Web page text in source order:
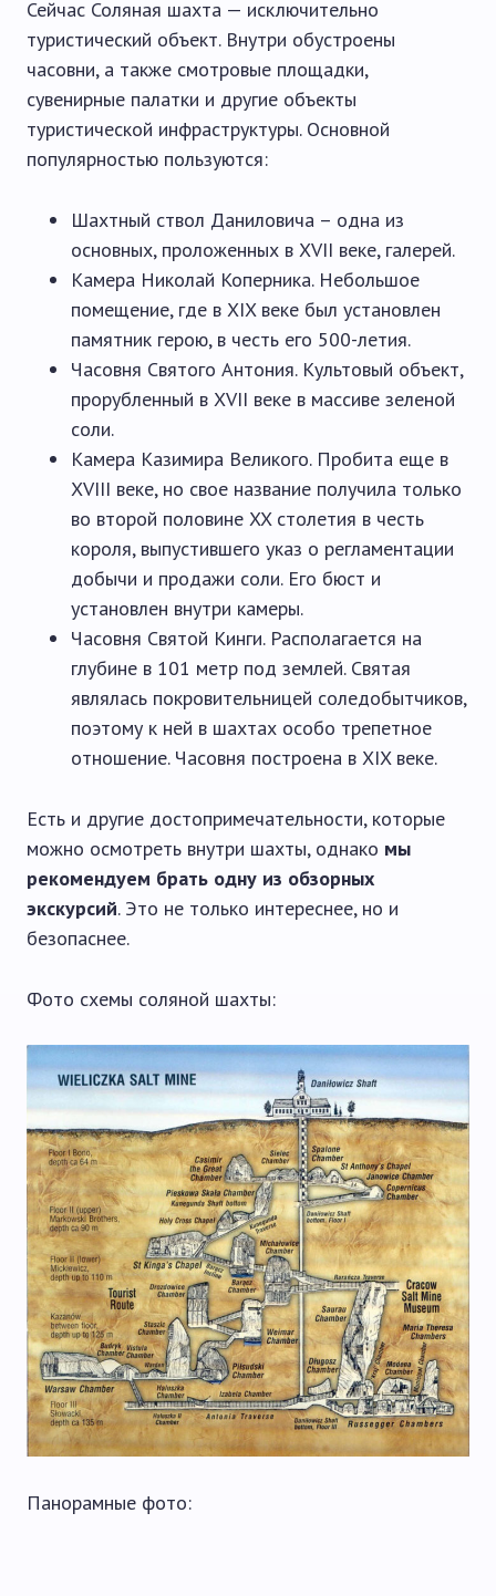
Сейчас Соляная шахта — исключительно
туристический объект. Внутри обустроены
часовни, а также смотровые площадки,
сувенирные палатки и другие объекты
туристической инфраструктуры. Основной
популярностью пользуются:
Шахтный ствол Даниловича – одна из
основных, проложенных в XVII веке, галерей.
Камера Николай Коперника. Небольшое
помещение, где в XIX веке был установлен
памятник герою, в честь его 500-летия.
Часовня Святого Антония. Культовый объект,
прорубленный в XVII веке в массиве зеленой
соли.
Камера Казимира Великого. Пробита еще в
XVIII веке, но свое название получила только
во второй половине XX столетия в честь
короля, выпустившего указ о регламентации
добычи и продажи соли. Его бюст и
установлен внутри камеры.
Часовня Святой Кинги. Располагается на
глубине в 101 метр под землей. Святая
являлась покровительницей соледобытчиков,
поэтому к ней в шахтах особо трепетное
отношение. Часовня построена в XIX веке.
Есть и другие достопримечательности, которые
можно осмотреть внутри шахты, однако мы
рекомендуем брать одну из обзорных
экскурсий. Это не только интереснее, но и
безопаснее.
Фото схемы соляной шахты:
Панорамные фото: